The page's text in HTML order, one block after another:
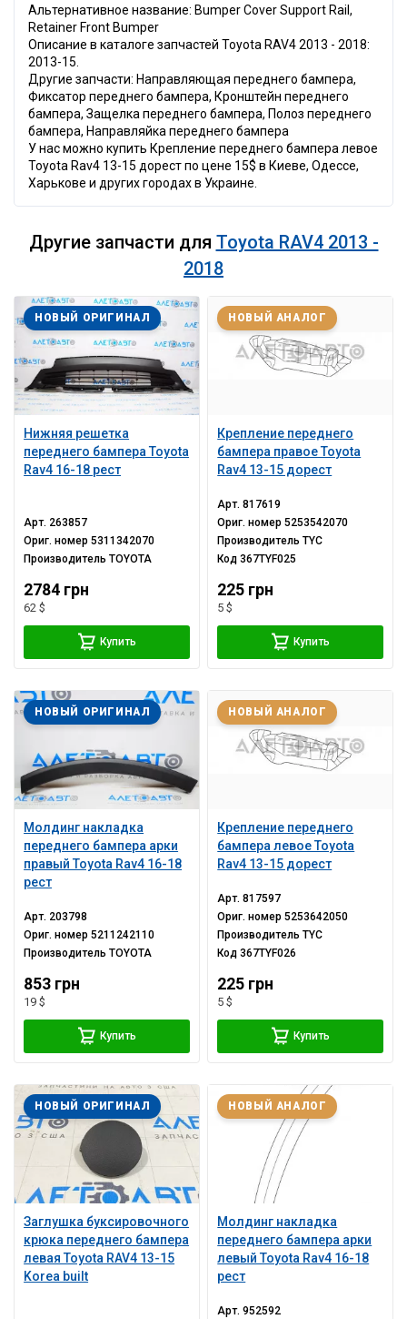
Альтернативное название: Bumper Cover Support Rail,
Retainer Front Bumper
Описание в каталоге запчастей Toyota RAV4 2013 - 2018:
2013-15.
Другие запчасти: Направляющая переднего бампера,
Фиксатор переднего бампера, Кронштейн переднего
бампера, Защелка переднего бампера, Полоз переднего
бампера, Направляйка переднего бампера
У нас можно купить Крепление переднего бампера левое
Toyota Rav4 13-15 дорест по цене 15$ в Киеве, Одессе,
Харькове и других городах в Украине.
Другие запчасти для Toyota RAV4 2013 -
2018
Нижняя решетка
переднего бампера Toyota
Rav4 16-18 рест
НОВЫЙ ОРИГИНАЛ
Арт. 263857
Ориг. номер5311342070
ПроизводительTOYOTA
2784 грн
62 $
Купить
Крепление переднего
бампера правое Toyota
Rav4 13-15 дорест
НОВЫЙ АНАЛОГ
Арт.817619
Ориг. номер5253542070
ПроизводительTYC
Код367TYF025
225 грн
5 $
Купить
Молдинг накладка
переднего бампера арки
правый Toyota Rav4 16-18
рест
НОВЫЙ ОРИГИНАЛ
Арт. 203798
Ориг. номер5211242110
ПроизводительTOYOTA
853 грн
19 $
Купить
Крепление переднего
бампера левое Toyota
Rav4 13-15 дорест
НОВЫЙ АНАЛОГ
Арт.817597
Ориг. номер5253642050
ПроизводительTYC
Код367TYF026
225 грн
5 $
Купить
Заглушка буксировочного
крюка переднего бампера
левая Toyota RAV4 13-15
Korea built
НОВЫЙ ОРИГИНАЛ
Молдинг накладка
переднего бампера арки
левый Toyota Rav4 16-18
рест
НОВЫЙ АНАЛОГ
Арт.952592